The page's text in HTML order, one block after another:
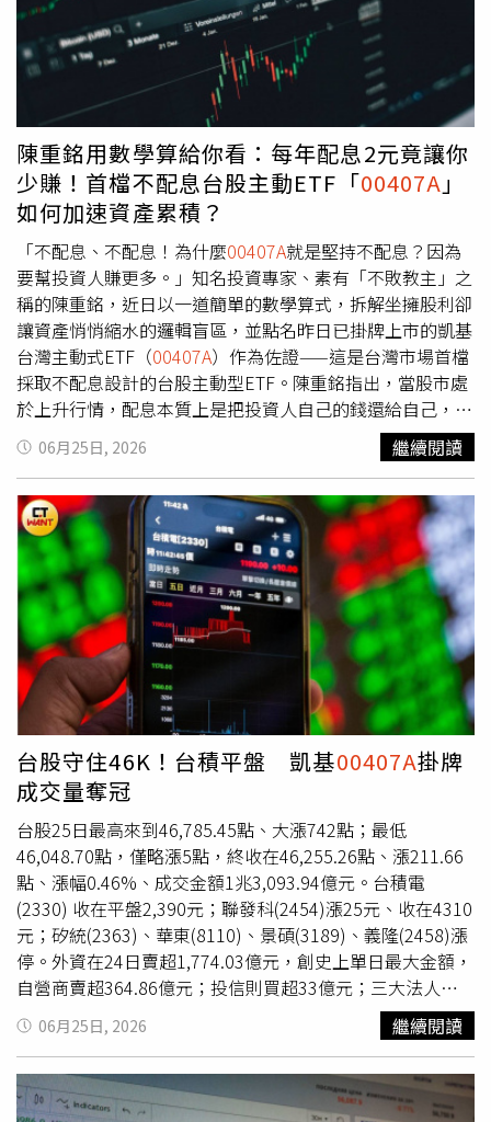
燒！蔡鎮宇發3點聲明：金管會要徹查疏失連續兩日成交量
奪冠！00407A超越00981A、00403A 主動ETF新星掀熱潮
顯示市場在企業獲利成長與 AI 題材帶動下，延續強勁多頭
動能。然而，歷史經驗顯示，美股「翻倍上漲」往往不代表
多頭行情結束，反而可能處於景氣與資金循環的擴張階段。
回顧 1950 年以來，美股歷經的 8 次牛市中，平均約花費 4
年時間才達到 100% 漲幅；相較之下，本輪牛市僅花約 3.5
年便完成翻倍上漲，顯示本次漲勢速度與力道皆優於歷史平
均。此外，統計歷次牛市平均將近7年，2022年底至今牛視
野才3年多，展望後市，美股中長期表現值得期待，短線如
逢回檔正是加碼好時機。
陳重銘用數學算給你看：每年配息2元竟讓你
少賺！首檔不配息台股主動ETF「00407A 」
如何加速資產累積？
「不配息、不配息！為什麼00407A就是堅持不配息？因為
要幫投資人賺更多。」知名投資專家、素有「不敗教主」之
稱的陳重銘，近日以一道簡單的數學算式，拆解坐擁股利卻
讓資產悄悄縮水的邏輯盲區，並點名昨日已掛牌上市的凱基
台灣主動式ETF（00407A）作為佐證——這是台灣市場首檔
採取不配息設計的台股主動型ETF。陳重銘指出，當股市處
於上升行情，配息本質上是把投資人自己的錢還給自己，可
動用的本金隨之縮減，投資效果自然打折。他用具體數字說
明：假設初始本金100元、每年報酬率10%，若不配息，第
二年將成長至110元；但若每年配息2元，第一年配息後本
金剩98元，第二年含息總計僅109.8元，「是不是少於不配
息的110元？儘管每年只少了一點點，但是長時間的累積後
就會很驚人。」他強調，00407A採取不配息設計，將股息
留存於基金資產中，使本金持續放大，加乘複利效果。「就
像是巴菲特的雪球投資術，雪球會越滾越大。」在選股機制
方面，陳重銘說明，00407A有別於其他主動式ETF多數高度
依賴經理人主觀判斷，該基金特別導入「人機協作」機制：
先透過量化系統大範圍篩選具潛力的企業，再由投資團隊深
度研究產業趨勢、公司營運與成長動能，最後由基金經理人
與投信研究團隊共同進行投資決策與配置，以降低人為誤判
風險。陳重銘也點出一般被動型ETF的侷限：追蹤指數的成
分股通常每季甚至每半年才調整一次，在AI產業高速輪動的
當下，難以即時跟上市場變化，這也是近年越來越多主動型
ETF得以打敗0050的主要原因之一。面對外界「不配息，那
我要怎麼拿錢過生活」的疑慮，陳重銘直球回應：「其實你
要換一個腦袋，股利跟資本利得都是錢，重點是幫自己多賺
一點。」他建議，年輕時應堅持不配息、專注累積資產，等
到年老真正需要現金流時，可以選擇賣出部分股票換現金，
或將資產轉換至高股息ETF，同樣能產生穩定的現金收入。
「人生就是先苦後甘，先忍耐不領股利，幫自己打造資產，
才可以早日財富自由。」※免責聲明：文中所提之個股、基
金內容僅供參考，並非投資建議，投資人應獨立判斷，審慎
評估風險，自負盈虧。◎本文內容已獲 不敗教主-陳重銘 授
06月25日, 2026 繼續閱讀
台股守住46K！台積平盤 凱基00407A掛牌
成交量奪冠
台股25日最高來到46,785.45點、大漲742點；最低
46,048.70點，僅略漲5點，終收在46,255.26點、漲211.66
點、漲幅0.46%、成交金額1兆3,093.94億元。台積電
(2330) 收在平盤2,390元；聯發科(2454)漲25元、收在4310
元；矽統(2363)、華東(8110)、景碩(3189)、義隆(2458)漲
停。外資在24日賣超1,774.03億元，創史上單日最大金額，
自營商賣超364.86億元；投信則買超33億元；三大法人共
賣超2,105.89億元。本日成交量則由群創(3481)超過65萬張
居冠，股價收在70.90元、漲1.50元、漲幅2.16%；其次為
力積電(6770)超過46.8萬張，股價收在83.20元、跌2.50
元、跌2.92%。友達(2409) 股價收在30.40元、跌0.10元、
06月25日, 2026 繼續閱讀